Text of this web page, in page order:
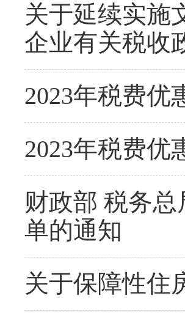
关于延续实施
企业有关税收
2023年税费优
2023年税费优
财政部 税务
单的通知
关于保障性住